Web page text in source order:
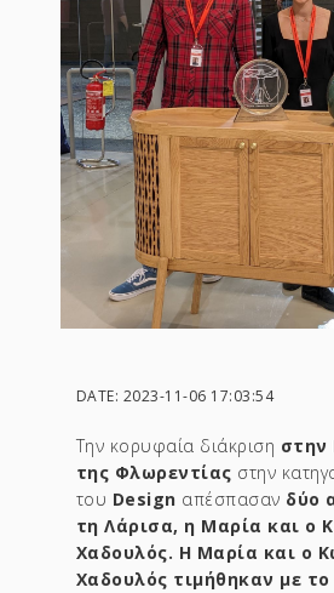
DATE: 2023-11-06 17:03:54
Την κορυφαία διάκριση στην
της Φλωρεντίας στην
του Design απέσπασαν δύο
τη Λάρισα, η Μαρία και ο
Χαδουλός. Η Μαρία και ο
Χαδουλός τιμήθηκαν με